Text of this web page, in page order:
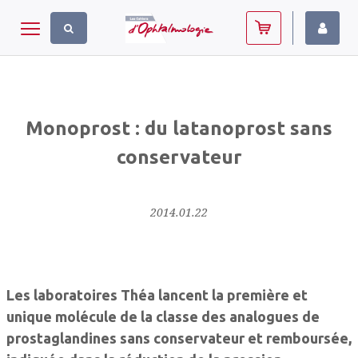
Toggle navigation
Monoprost : du latanoprost sans
conservateur
2014.01.22
Les laboratoires Théa lancent la première et
unique molécule de la classe des analogues de
prostaglandines sans conservateur et remboursée,
Panneau de gestion des cookies